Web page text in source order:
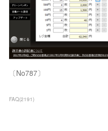
〔No787〕
FAQ(2191)